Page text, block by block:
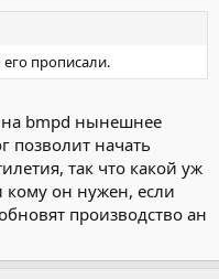
прописали.
на bmpd нынешнее
позволит начать
так что какой уж
кому он нужен, если
производство ан